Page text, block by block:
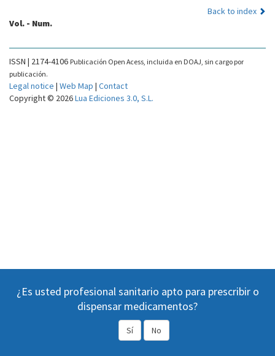
Back to index
Vol. - Num.
¿Es usted profesional sanitario apto para prescribir o
dispensar medicamentos?
Sí No
ISSN | 2174-4106 Publicación Open Acess, incluida en DOAJ, sin cargo por
publicación.
Legal notice | Web Map | Contact
Copyright © 2026Lua Ediciones 3.0, S.L.